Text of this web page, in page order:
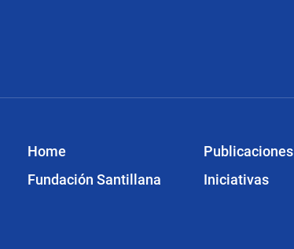
Home
Fundación Santillana
Publicaciones
Iniciativas